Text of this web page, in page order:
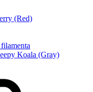
(Red)
Koala (Gray)